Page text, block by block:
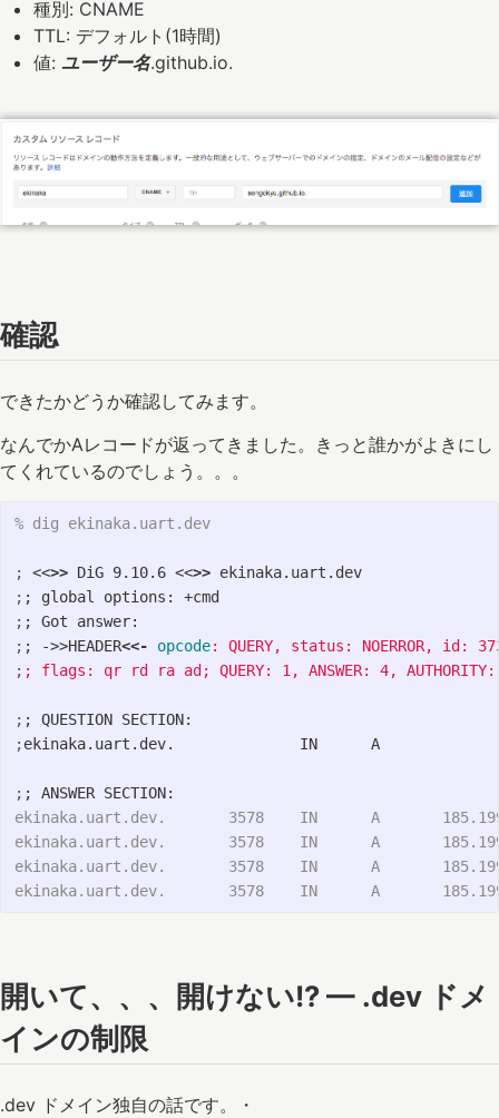
種別: CNAME
TTL: デフォルト(1時間)
値: ユーザー名.github.io.
確認
できたかどうか確認してみます。
なんでかAレコードが返ってきました。きっと誰かがよきにし
てくれているのでしょう。。。
% dig ekinaka.uart.dev
; <<>> DiG 9.10.6 <<>>
; ;
; ;
; ; ->>HEADER<<-
opcode
;
; ;
;
; ;
ekinaka.uart.dev.       3578    IN      A
ekinaka.uart.dev.       3578    IN      A
ekinaka.uart.dev.       3578    IN      A
開いて、、、開けない!? — .dev ドメ
インの制限
.dev ドメイン独自の話です。・